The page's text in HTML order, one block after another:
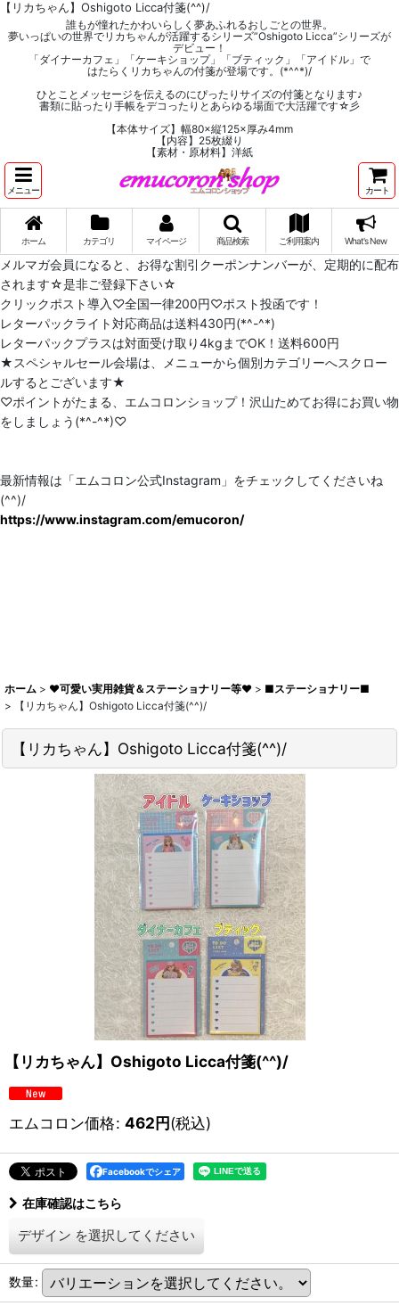
【リカちゃん】Oshigoto Licca付箋(^^)/
誰もが憧れたかわいらしく夢あふれるおしごとの世界。
夢いっぱいの世界でリカちゃんが活躍するシリーズ”Oshigoto Licca”シリーズが
デビュー！
「ダイナーカフェ」「ケーキショップ」「ブティック」「アイドル」で
はたらくリカちゃんの付箋が登場です。(*^^*)/
ひとことメッセージを伝えるのにぴったりサイズの付箋となります♪
書類に貼ったり手帳をデコったりとあらゆる場面で大活躍です☆彡
【本体サイズ】幅80×縦125×厚み4mm
【内容】25枚綴り
【素材・原材料】洋紙
メニュー カート
ホーム カテゴリ マイページ 商品検索 ご利用案内 What's New
メルマガ会員になると、お得な割引クーポンナンバーが、定期的に配布
されます☆是非ご登録下さい☆
クリックポスト導入♡全国一律200円♡ポスト投函です！
レターパックライト対応商品は送料430円(*^-^*)
レターパックプラスは対面受け取り4kgまでOK！送料600円
★スペシャルセール会場は、メニューから個別カテゴリーへスクロー
ルするとございます★
♡ポイントがたまる、エムコロンショップ！沢山ためてお得にお買い物
をしましょう(*^-^*)♡
最新情報は「エムコロン公式Instagram」をチェックしてくださいね
(^^)/
https://www.instagram.com/emucoron/
ホーム > ♥可愛い実用雑貨＆ステーショナリー等♥ > ■ステーショナリー■
>
【リカちゃん】Oshigoto Licca付箋(^^)/
【リカちゃん】Oshigoto Licca付箋(^^)/
【リカちゃん】Oshigoto Licca付箋(^^)/
エムコロン価格: 462円(税込)
Facebookでシェア
在庫確認はこちら
デザイン を選択してください
数量: